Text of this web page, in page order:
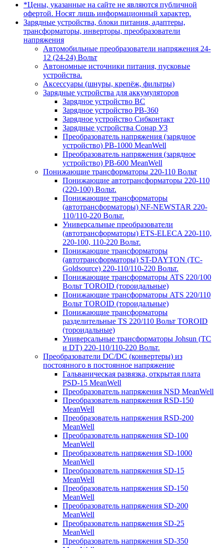
*Цены, указанные на сайте не являются публичной
офертой. Носят лишь информационный характер.
Зарядные устройства, блоки питания, адаптеры,
трансформаторы, инверторы, преобразователи
напряжения
Автомобильные преобразователи напряжения 24-
12 (24-24) Вольт
Автономные источники питания, пусковые
устройства.
Аксессуары (шнуры, крепёж, фильтры)
Зарядные устройства для аккумуляторов
Зарядное устройство BC
Зарядное устройство PB-360
Зарядное устройство Сибконтакт
Зарядные устройства Сонар УЗ
Преобразователь напряжения (зарядное
устройство) PB-1000 MeanWell
Преобразователь напряжения (зарядное
устройство) PB-600 MeanWell
Понижающие трансформаторы 220-110 Вольт
Понижающие автотрансформаторы 220-110
(220-100) Вольт.
Понижающие трансформаторы
(автотрансформаторы) NF-NEWSTAR 220-
110/110-220 Вольт.
Универсальные преобразователи
(автотрансформаторы) ETS-ELECA 220-110,
220-100, 110-220 Вольт.
Понижающие трансформаторы
(автотрансформаторы) ST-DAYTON (TC-
Goldsource) 220-110/110-220 Вольт.
Понижающие трансформаторы ATS 220/100
Вольт TOROID (тороидальные)
Понижающие трансформаторы ATS 220/110
Вольт TOROID (тороидальные)
Понижающие трансформаторы
разделительные TS 220/110 Вольт TOROID
(тороидальные)
Универсальные трансформаторы Johsun (TС
и DT) 220-110/110-220 Вольт.
Преобразователи DC/DC (конвертеры) из
постоянного в постоянное напряжение
Гальваническая развязка, открытая плата
PSD-15 MeanWell
Преобразователь напряжения NSD MeanWell
Преобразователь напряжения RSD-150
MeanWell
Преобразователь напряжения RSD-200
MeanWell
Преобразователь напряжения SD-100
MeanWell
Преобразователь напряжения SD-1000
MeanWell
Преобразователь напряжения SD-15
MeanWell
Преобразователь напряжения SD-150
MeanWell
Преобразователь напряжения SD-200
MeanWell
Преобразователь напряжения SD-25
MeanWell
Преобразователь напряжения SD-350